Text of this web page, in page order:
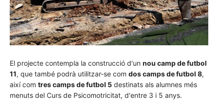
El projecte contempla la construcció d'un nou camp de futbol
11, que també podrà utilitzar-se com dos camps de futbol 8,
així com tres camps de futbol 5 destinats als alumnes més
menuts del Curs de Psicomotricitat, d'entre 3 i 5 anys.